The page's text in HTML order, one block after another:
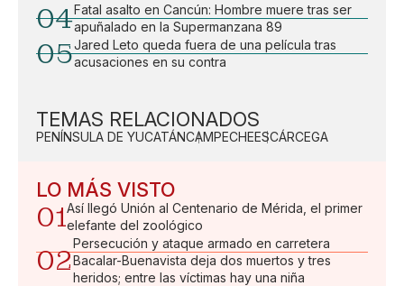
04Fatal asalto en Cancún: Hombre muere tras ser
apuñalado en la Supermanzana 89
05Jared Leto queda fuera de una película tras
acusaciones en su contra
TEMAS RELACIONADOS
PENÍNSULA DE YUCATÁNCAMPECHEESCÁRCEGA
LO MÁS VISTO
01Así llegó Unión al Centenario de Mérida, el primer
elefante del zoológico
02
Persecución y ataque armado en carretera
Bacalar-Buenavista deja dos muertos y tres
heridos; entre las víctimas hay una niña